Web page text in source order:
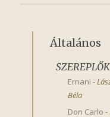
Általános
SZEREPLŐK
Ernani -
Béla
Don Carlo -